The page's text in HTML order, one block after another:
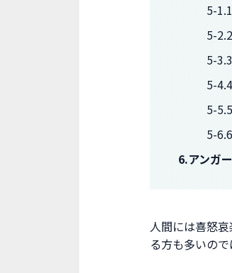
5-
5-
5-
5-
5-
5-
6.アンガ
人間には喜怒
る方も多いので